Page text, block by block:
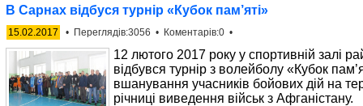
В Сарнах відбуся турнір «Кубок пам’яті»
15.02.2017 • Переглядів:3056 • Коментарів:0 •
12 лютого 2017 року у спортивній залі
відбувся турнір з волейболу «Кубок
вшанування учасників бойових дій на
річниці виведення військ з Афганістану.